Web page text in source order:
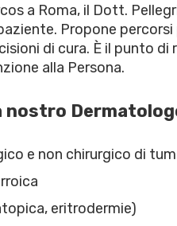
a Roma, il Dott.
Propone
di cura. È il punto
alla Persona.
nostro
e non chirurgico di
eritrodermie)